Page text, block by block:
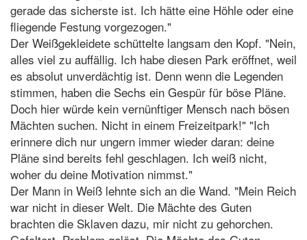
gerade das sicherste ist. Ich hätte eine Höhle oder eine
fliegende Festung vorgezogen."
Der Weißgekleidete schüttelte langsam den Kopf. "Nein,
alles viel zu auffällig. Ich habe diesen Park eröffnet, weil
es absolut unverdächtig ist. Denn wenn die Legenden
stimmen, haben die Sechs ein Gespür für böse Pläne.
Doch hier würde kein vernünftiger Mensch nach bösen
Mächten suchen. Nicht in einem Freizeitpark!" "Ich
erinnere dich nur ungern immer wieder daran: deine
Pläne sind bereits fehl geschlagen. Ich weiß nicht,
woher du deine Motivation nimmst."
Der Mann in Weiß lehnte sich an die Wand. "Mein Reich
war nicht in dieser Welt. Die Mächte des Guten
brachten die Sklaven dazu, mir nicht zu gehorchen.